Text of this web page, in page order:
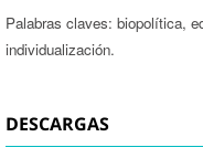
Palabras claves: biopolítica,
individualización.
DESCARGAS